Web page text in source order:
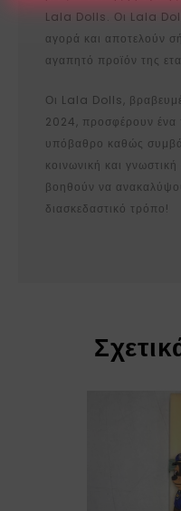
Lala Dolls. Οι Lala
αγορά και αποτελούν
αγαπητό προϊόν της
Οι Lala Dolls,
2024, προσφέρουν ένα
υπόβαθρο καθώς
κοινωνική και
βοηθούν να
διασκεδαστικό τρόπο!